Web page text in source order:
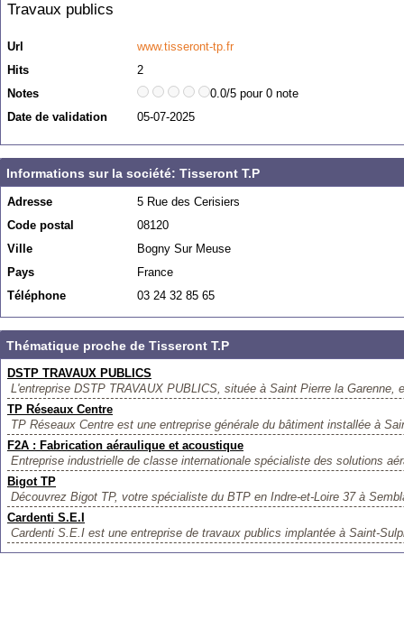
Travaux publics
Url
www.tisseront-tp.fr
Hits
2
Notes
0.0/5 pour 0 note
Date de validation
05-07-2025
Informations sur la société: Tisseront T.P
Adresse
5 Rue des Cerisiers
Code postal
08120
Ville
Bogny Sur Meuse
Pays
France
Téléphone
03 24 32 85 65
Thématique proche de Tisseront T.P
DSTP TRAVAUX PUBLICS
L'entreprise DSTP TRAVAUX PUBLICS, située à Saint Pierre la Garenne,
TP Réseaux Centre
TP Réseaux Centre est une entreprise générale du bâtiment installée à
F2A : Fabrication aéraulique et acoustique
Entreprise industrielle de classe internationale spécialiste des solutions
Bigot TP
Découvrez Bigot TP, votre spécialiste du BTP en Indre-et-Loire 37 à
Cardenti S.E.I
Cardenti S.E.I est une entreprise de travaux publics implantée à Saint-